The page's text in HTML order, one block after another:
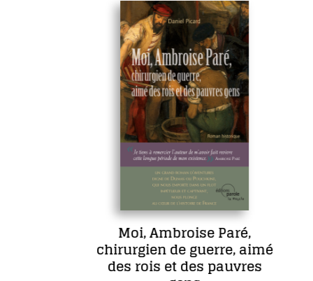
Moi, Ambroise Paré,
chirurgien de guerre, aimé
des rois et des pauvres